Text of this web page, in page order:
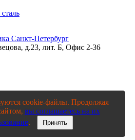
д.23, лит. Б, Офис 2-36
числе цены, носят исключительно
ни при каких условиях не является
положениями статьи 437 п.2
cookie-файлы. Продолжая
вы соглашаетесь на их
. Принять